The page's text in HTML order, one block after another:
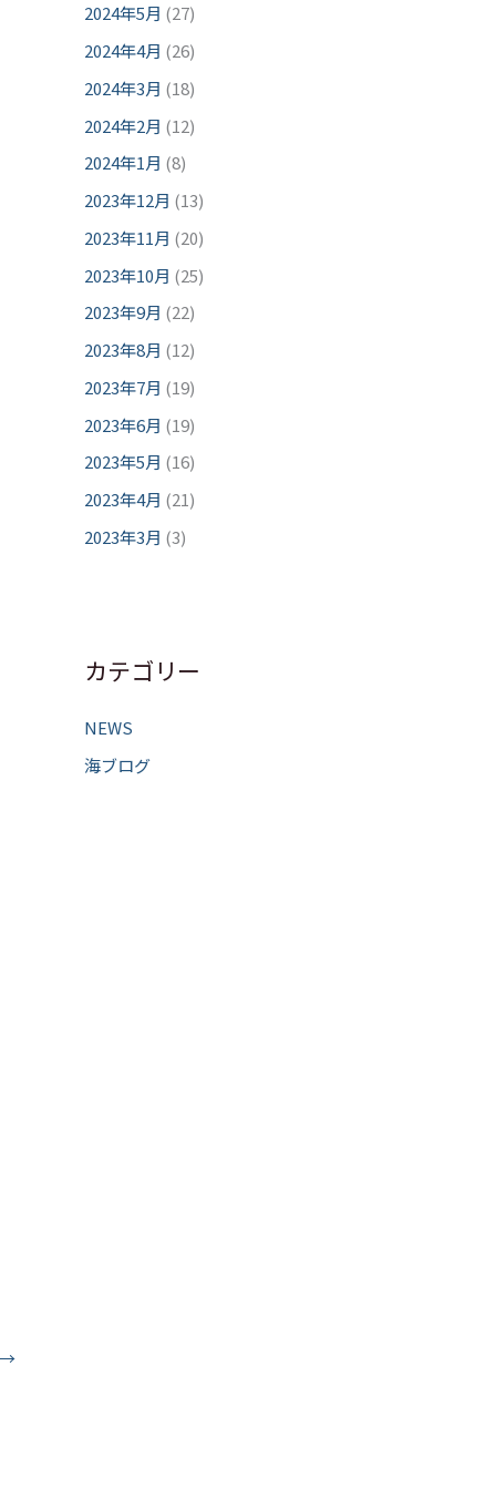
→
2024年5月 (27)
2024年4月 (26)
2024年3月 (18)
2024年2月 (12)
2024年1月 (8)
2023年12月 (13)
2023年11月 (20)
2023年10月 (25)
2023年9月 (22)
2023年8月 (12)
2023年7月 (19)
2023年6月 (19)
2023年5月 (16)
2023年4月 (21)
2023年3月 (3)
カテゴリー
NEWS
海ブログ